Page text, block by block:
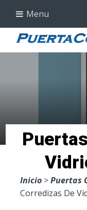
Menu
Inicio>Puertas
Corredizas De